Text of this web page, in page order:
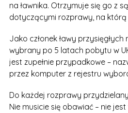
na ławnika. Otrzymuje się go z
dotyczącymi rozprawy, na którą
Jako członek ławy
wybrany po 5 latach pobytu w
jest zupełnie przypadkowe –
przez komputer z rejestru
Do każdej rozprawy
Nie musicie się obawiać – nie